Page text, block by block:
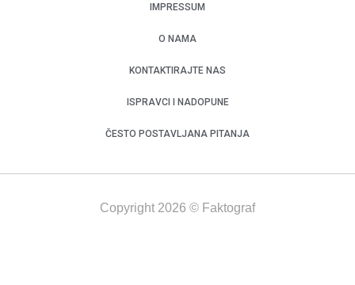
IMPRESSUM
O NAMA
KONTAKTIRAJTE NAS
ISPRAVCI I NADOPUNE
ČESTO POSTAVLJANA PITANJA
Copyright 2026 © Faktograf